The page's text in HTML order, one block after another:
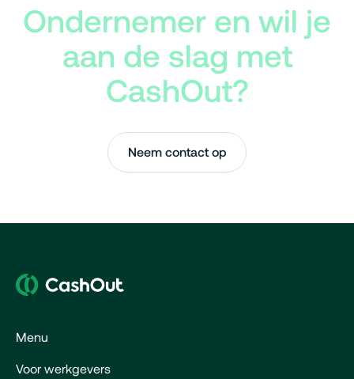
Ondernemer en wil je
aan de slag met
CashOut?
Neem contact op
Menu
Voor werkgevers